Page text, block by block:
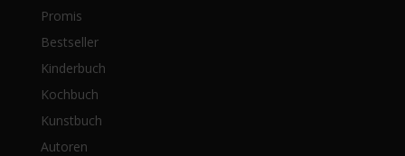
Bestseller
Promis
Kinderbuch
Kochbuch
Kunstbuch
Autoren